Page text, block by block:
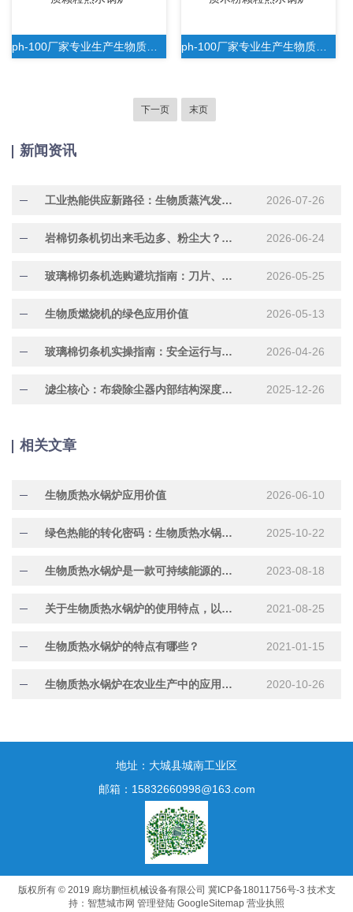
ph-100厂家专业生产生物质颗粒热水锅炉 ph-100厂家专业生产生物质木粉颗粒热水锅炉
下一页 末页
新闻资讯
工业热能供应新路径：生物质蒸汽发生器的可再生应用 2026-07-26
岩棉切条机切出来毛边多、粉尘大？刀片间隙没调对 2026-06-24
玻璃棉切条机选购避坑指南：刀片、电机、精度这3点选错白花钱！ 2026-05-25
生物质燃烧机的绿色应用价值 2026-05-13
玻璃棉切条机实操指南：安全运行与维保要点 2026-04-26
滤尘核心：布袋除尘器内部结构深度解析 2025-12-26
相关文章
生物质热水锅炉应用价值 2026-06-10
绿色热能的转化密码：生物质热水锅炉工作原理解析 2025-10-22
生物质热水锅炉是一款可持续能源的绿色热水利器 2023-08-18
关于生物质热水锅炉的使用特点，以下有详细说明 2021-08-25
生物质热水锅炉的特点有哪些？ 2021-01-15
生物质热水锅炉在农业生产中的应用探究 2020-10-26
地址：大城县城南工业区
邮箱：15832660998@163.com
版权所有 © 2019 廊坊鹏恒机械设备有限公司 冀ICP备18011756号-3 技术支
持： 智慧城市网 管理登陆 GoogleSitemap 营业执照